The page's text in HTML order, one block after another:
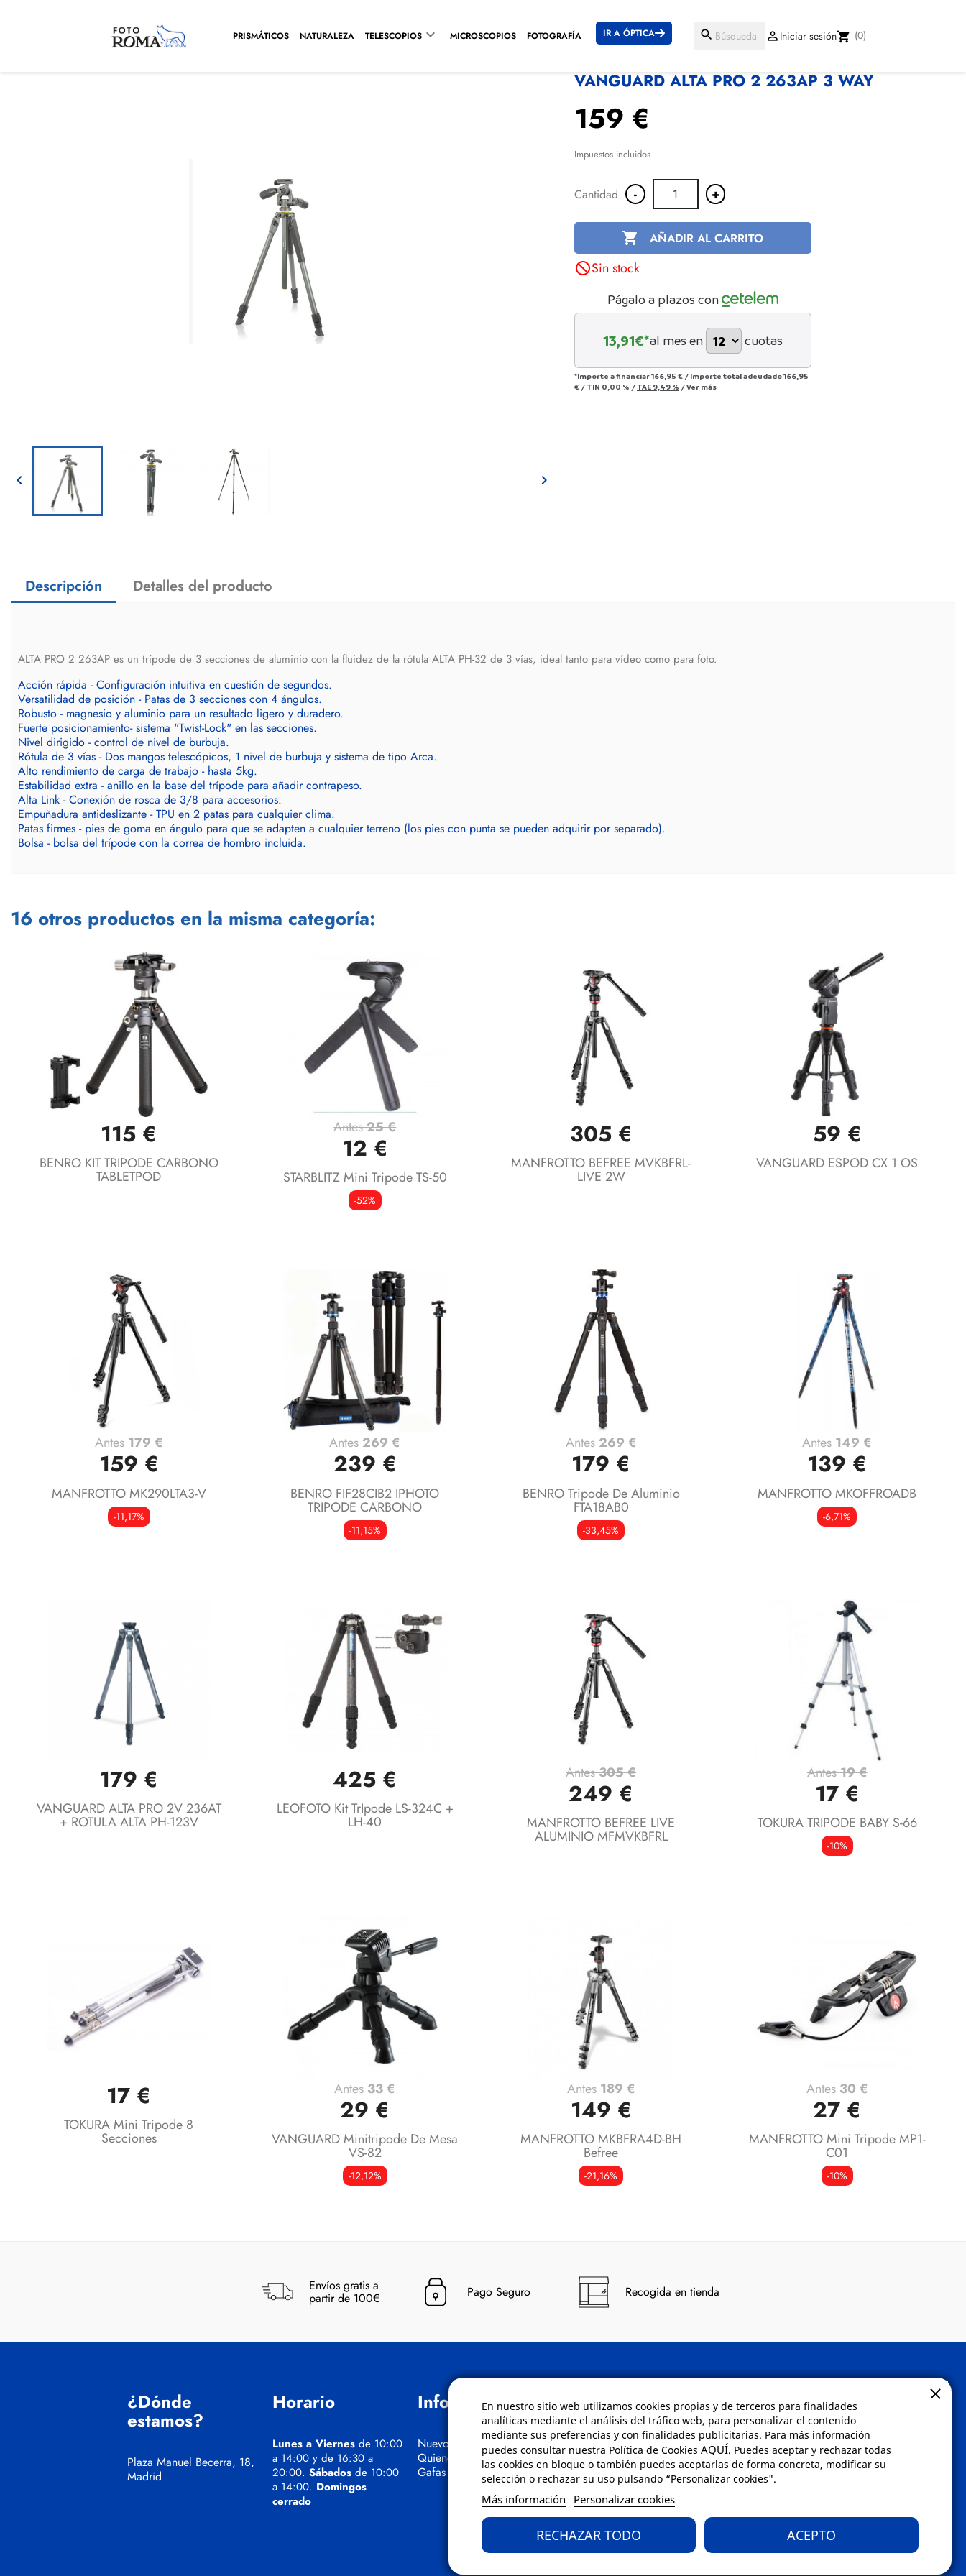
En nuestro sitio web utilizamos cookies propias y de terceros para finalidades
analíticas mediante el análisis del tráfico web, para personalizar el contenido
mediante sus preferencias y con finalidades publicitarias. Para más información
puedes consultar nuestra Política de Cookies AQUÍ. Puedes aceptar y rechazar todas
las cookies en bloque o también puedes aceptarlas de forma concreta, modificar su
selección o rechazar su uso pulsando “Personalizar cookies".
Más información Personalizar cookies
RECHAZAR TODO ACEPTO
PRISMÁTICOS NATURALEZA TELESCOPIOS  MICROSCOPIOS FOTOGRAFÍA IR A ÓPTICA search  Iniciar sesiónshopping_cart (0)
 
VANGUARD ALTA PRO 2 263AP 3 WAY
159 €
Impuestos incluidos
Cantidad - +
 AÑADIR AL CARRITO
not_interestedSin stock
Págalo a plazos con
13,91€*al mes en cuotas
*Importe a financiar166,95 € / Importe total adeudado166,95
€/ TIN 0,00 % / TAE 9,49 % /Ver más
Descripción Detalles del producto
ALTA PRO 2 263AP es un trípode de 3 secciones de aluminio con la fluidez de la rótula ALTA PH-32 de 3 vías, ideal tanto para vídeo como para foto.
Acción rápida - Configuración intuitiva en cuestión de segundos.
Versatilidad de posición - Patas de 3 secciones con 4 ángulos.
Robusto - magnesio y aluminio para un resultado ligero y duradero.
Fuerte posicionamiento- sistema "Twist-Lock" en las secciones.
Nivel dirigido - control de nivel de burbuja.
Rótula de 3 vías - Dos mangos telescópicos, 1 nivel de burbuja y sistema de tipo Arca.
Alto rendimiento de carga de trabajo - hasta 5kg.
Estabilidad extra - anillo en la base del trípode para añadir contrapeso.
Alta Link - Conexión de rosca de 3/8 para accesorios.
Empuñadura antideslizante - TPU en 2 patas para cualquier clima.
Patas firmes - pies de goma en ángulo para que se adapten a cualquier terreno (los pies con punta se pueden adquirir por separado).
Bolsa - bolsa del trípode con la correa de hombro incluida.
16 otros productos en la misma categoría:
Vista rápida
115 €
BENRO KIT TRIPODE CARBONO
TABLETPOD
Vista rápida
Antes25 €
12 €
STARBLITZ Mini Tripode TS-50
-52%
Vista rápida
305 €
MANFROTTO BEFREE MVKBFRL-
LIVE 2W
Vista rápida
59 €
VANGUARD ESPOD CX 1 OS
Vista rápida
Antes179 €
159 €
MANFROTTO MK290LTA3-V
-11,17%
Vista rápida
Antes269 €
239 €
BENRO FIF28CIB2 IPHOTO
TRIPODE CARBONO
-11,15%
Vista rápida
Antes269 €
179 €
BENRO Tripode De Aluminio
FTA18AB0
-33,45%
Vista rápida
Antes149 €
139 €
MANFROTTO MKOFFROADB
-6,71%
Vista rápida
179 €
VANGUARD ALTA PRO 2V 236AT
+ ROTULA ALTA PH-123V
Vista rápida
425 €
LEOFOTO Kit TrIpode LS-324C +
LH-40
Vista rápida
Antes305 €
249 €
MANFROTTO BEFREE LIVE
ALUMINIO MFMVKBFRL
Vista rápida
Antes19 €
17 €
TOKURA TRIPODE BABY S-66
-10%
Vista rápida
17 €
TOKURA Mini Tripode 8
Secciones
Vista rápida
Antes33 €
29 €
VANGUARD Minitripode De Mesa
VS-82
-12,12%
Vista rápida
Antes189 €
149 €
MANFROTTO MKBFRA4D-BH
Befree
-21,16%
Vista rápida
Antes30 €
27 €
MANFROTTO Mini Tripode MP1-
C01
-10%
Envíos gratis a
partir de 100€ Pago Seguro Recogida en tienda
¿Dónde
estamos?
Plaza Manuel Becerra, 18,
Madrid
Horario
Lunes a Viernes de 10:00
a 14:00 y de 16:30 a
20:00. Sábados de 10:00
a 14:00. Domingos
cerrado
Información
Nuevos Cursos
Quienes somos
Gafas eclipse
Políticas
Condiciones de compra
Aviso de privacidad
Cookies
Bajas comunicados
comerciales
Derecho de desistimiento
Preguntas frecuentes
Contacto
Envíanos un email a
info@fotoroma.eso bien
rellena nuestro formulario
de contacto